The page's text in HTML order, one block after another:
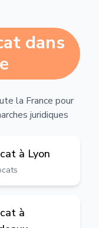
dans
la France pour
juridiques
à Lyon
à